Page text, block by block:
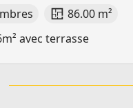
86.00 m²
avec terrasse